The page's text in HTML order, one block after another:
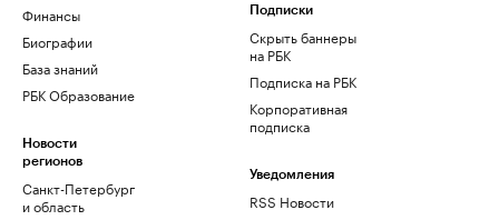
Финансы
Биографии
База знаний
РБК Образование
Новости
регионов
Санкт-Петербург
и область
Подписки
Скрыть баннеры
на РБК
Подписка на РБК
Корпоративная
подписка
Уведомления
RSS Новости